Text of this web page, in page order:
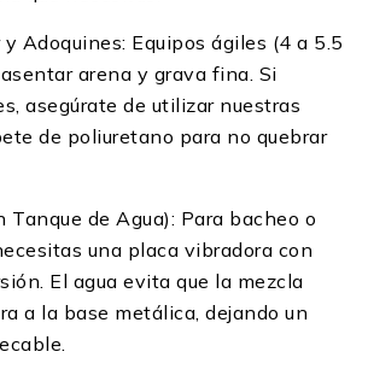
Adoquines: Equipos ágiles (4 a 5.5
arena y grava fina. Si
asegúrate de utilizar nuestras
de poliuretano para no quebrar
Tanque de Agua): Para bacheo o
una placa vibradora con
El agua evita que la mezcla
a la base metálica, dejando un